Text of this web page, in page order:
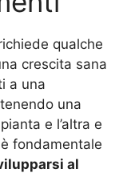
qualche
crescita sana
a una
una
e l’altra e
fondamentale
al